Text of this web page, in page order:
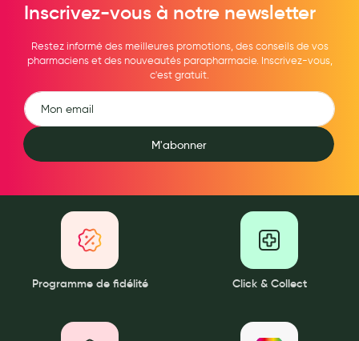
Douleurs articulaires et musculaires
Santé séniors
Anti acariens, anti gale, anti tiques, insectifuges
Vétérinaire
Incontinence
Ronflement
Protections auditives
Piluliers
Inscrivez-vous à notre newsletter
Restez informé des meilleures promotions, des conseils de vos
pharmaciens et des nouveautés parapharmacie. Inscrivez-vous,
c'est gratuit.
M'abonner
Programme de fidélité Click & Collect